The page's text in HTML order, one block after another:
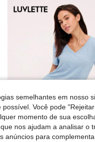
semelhantes em nosso
Você pode
momento de sua
nos ajudam a analisar o
anúncios para